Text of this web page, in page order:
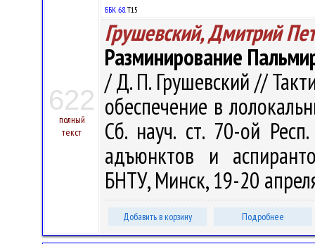
622
полный
текст
ББК 68.Т15
Грушевский, Дмитрий
Разминирование
/ Д. П. Грушевский //
обеспечение в
Сб. науч. ст. 70-ой
адъюнктов и
БНТУ, Минск, 19-20
Добавить в корзину Подробнее